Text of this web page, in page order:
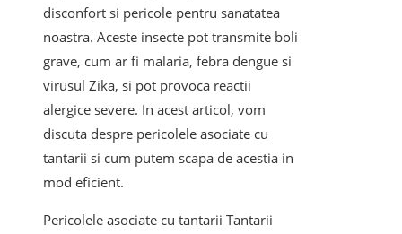
disconfort si pericole pentru sanatatea
noastra. Aceste insecte pot transmite boli
grave, cum ar fi malaria, febra dengue si
virusul Zika, si pot provoca reactii
alergice severe. In acest articol, vom
discuta despre pericolele asociate cu
tantarii si cum putem scapa de acestia in
mod eficient.
Pericolele asociate cu tantarii Tantarii